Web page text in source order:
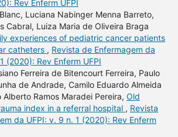
Rev Enferm UFPI
Luciana Nabinger Menna Barreto,
Cabral, Luiza Maria de Oliveira Braga
experiences of pediatric cancer patients
catheters , Revista de Enfermagem da
(2020): Rev Enferm UFPI
Ferreira de Bitencourt Ferreira, Paulo
de Andrade, Camilo Eduardo Almeida
Alberto Ramos Maradei Pereira, Old
index in a referral hospital , Revista
da UFPI: v. 9 n. 1 (2020): Rev Enferm